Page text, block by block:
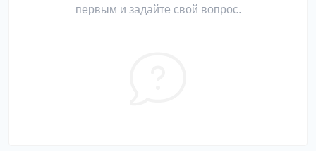
первым и задайте свой вопрос.